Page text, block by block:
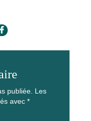
publiée. Les
avec *